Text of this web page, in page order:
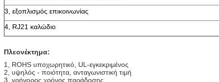
3, εξοπλισμός επικοινωνίας
4, RJ21 καλώδιο
Πλεονέκτημα:
1, ROHS υποχωρητικό, UL-εγκεκριμένος
2, υψηλός - ποιότητα, ανταγωνιστική τιμή
3, γρήγορος χρόνος παράδοσης